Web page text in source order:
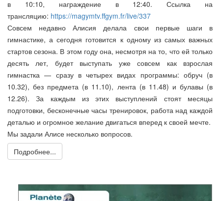
в 10:10, награждение в 12:40. Ссылка на
трансляцию: https://magymtv.ffgym.fr/live/337
Совсем недавно Алисия делала свои первые шаги в
гимнастике, а сегодня готовится к одному из самых важных
стартов сезона. В этом году она, несмотря на то, что ей только
десять лет, будет выступать уже совсем как взрослая
гимнастка — сразу в четырех видах программы: обруч (в
10.32), без предмета (в 11.10), лента (в 11.48) и булавы (в
12.26). За каждым из этих выступлений стоят месяцы
подготовки, бесконечные часы тренировок, работа над каждой
деталью и огромное желание двигаться вперед к своей мечте.
Мы задали Алисе несколько вопросов.
Подробнее...